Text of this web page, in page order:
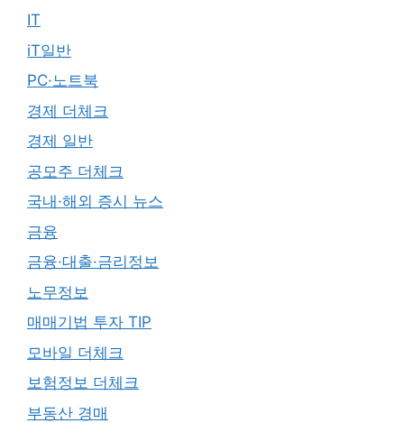
IT
iT일반
PC·노트북
경제 더체크
경제 일반
공모주 더체크
국내·해외 증시 뉴스
금융
금융·대출·금리정보
노무정보
매매기법 투자 TIP
모바일 더체크
보험정보 더체크
부동산 경매